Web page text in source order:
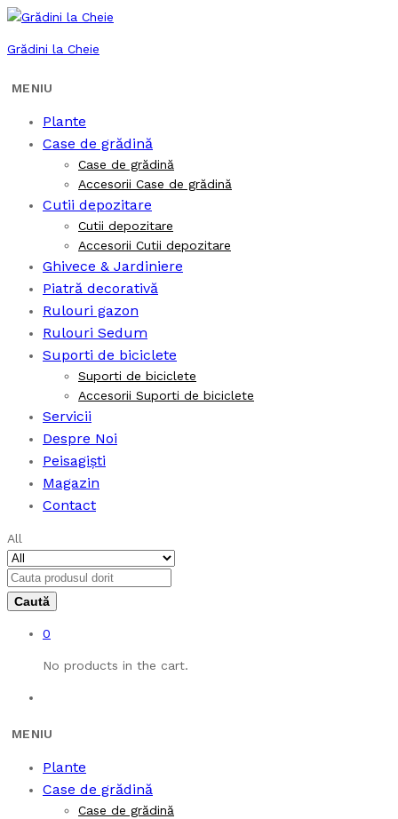
Grădini la Cheie
Plante
Case de grădină
Case de grădină
Accesorii Case de grădină
Cutii depozitare
Cutii depozitare
Accesorii Cutii depozitare
Ghivece & Jardiniere
Piatră decorativă
Rulouri gazon
Rulouri Sedum
Suporti de biciclete
Suporti de biciclete
Accesorii Suporti de biciclete
Servicii
Despre Noi
Peisagiști
Magazin
Contact
All
0
No products in the cart.
Plante
Case de grădină
Case de grădină